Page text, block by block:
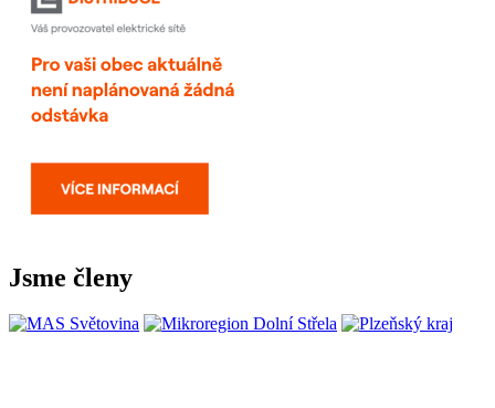
Jsme členy